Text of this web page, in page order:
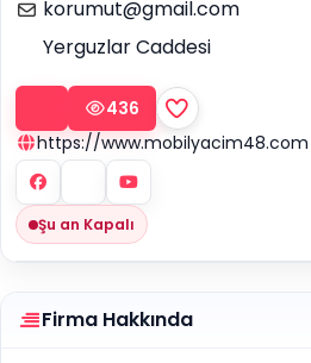
korumut@gmail.com
Yerguzlar Caddesi
436
https://www.mobilyacim48.com
Şu an Kapalı
Firma Hakkında